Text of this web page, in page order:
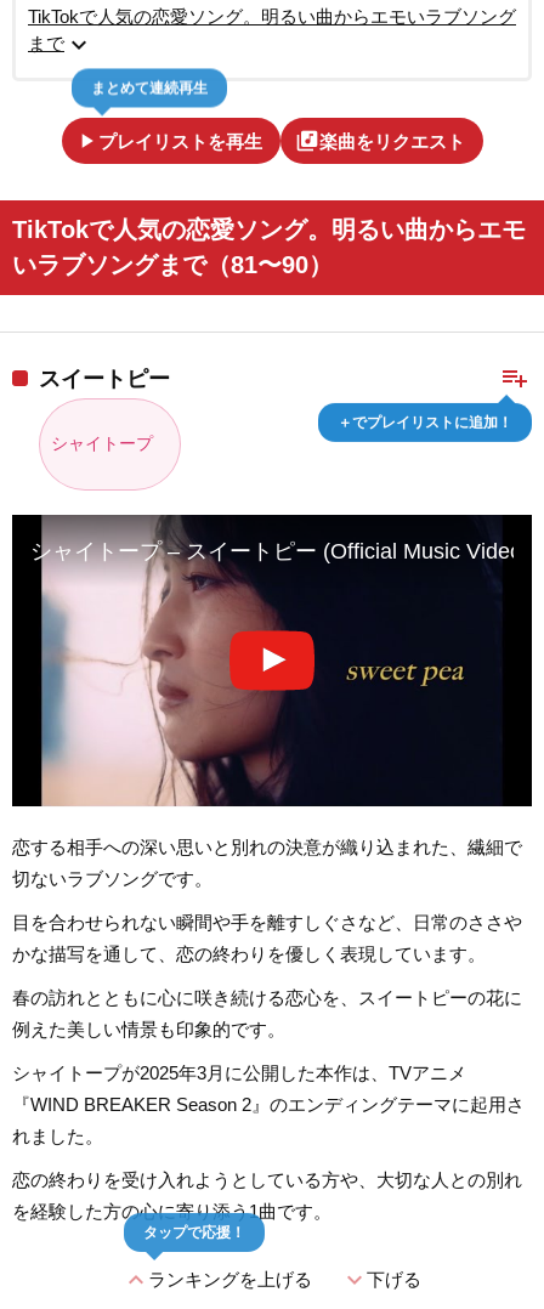
TikTokで人気の恋愛ソング。明るい曲からエモいラブソング
まで expand_more
play_arrow プレイリストを再生
まとめて連続再生
library_music楽曲をリクエスト
TikTokで人気の恋愛ソング。明るい曲からエモ
いラブソングまで（81〜90）
playlist_add
＋でプレイリストに追加！
スイートピー
シャイトープ
シャイトープ – スイートピー (Official Music Video)
恋する相手への深い思いと別れの決意が織り込まれた、繊細で
切ないラブソングです。
目を合わせられない瞬間や手を離すしぐさなど、日常のささや
かな描写を通して、恋の終わりを優しく表現しています。
春の訪れとともに心に咲き続ける恋心を、スイートピーの花に
例えた美しい情景も印象的です。
シャイトープが2025年3月に公開した本作は、TVアニメ
『WIND BREAKER Season 2』のエンディングテーマに起用さ
れました。
恋の終わりを受け入れようとしている方や、大切な人との別れ
を経験した方の心に寄り添う1曲です。
expand_lessランキングを上げる
タップで応援！
expand_more下げる